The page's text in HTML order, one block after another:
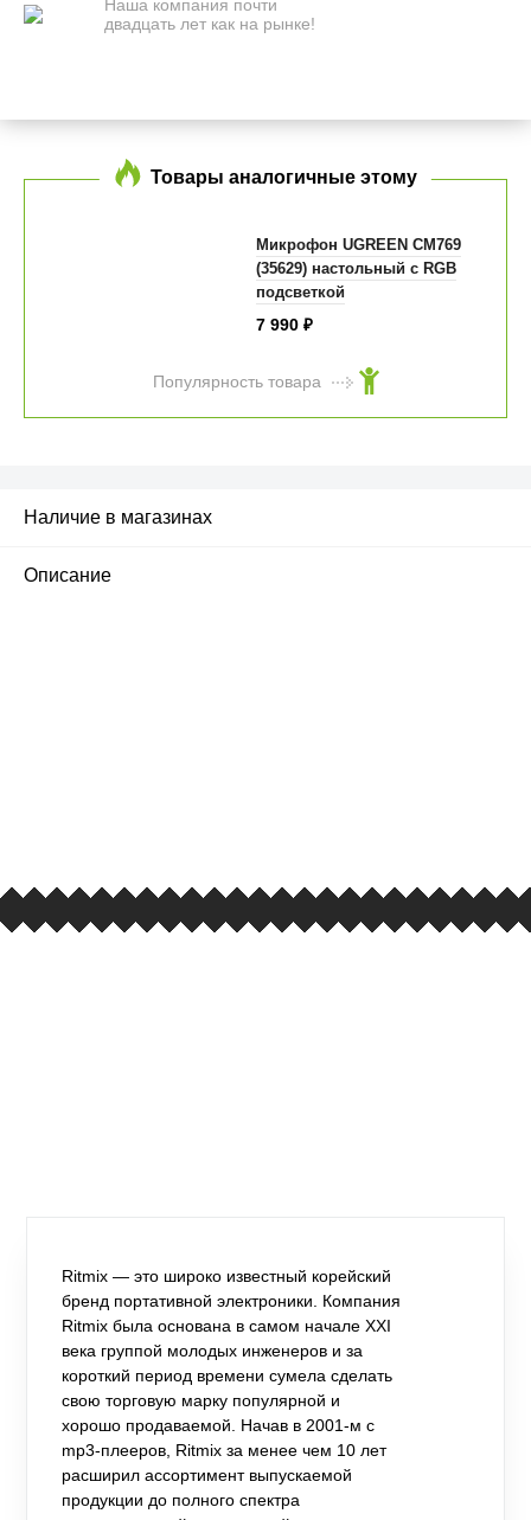
Наша компания почти
двадцать лет как на рынке!
Товары аналогичные этому
Микрофон UGREEN CM769
(35629) настольный с RGB
подсветкой
7 990 ₽
Популярность товара
Наличие в магазинах
Описание
Ritmix — это широко известный корейский
бренд портативной электроники. Компания
Ritmix была основана в самом начале XXI
века группой молодых инженеров и за
короткий период времени сумела сделать
свою торговую марку популярной и
хорошо продаваемой. Начав в 2001-м с
mp3-плееров, Ritmix за менее чем 10 лет
расширил ассортимент выпускаемой
продукции до полного спектра